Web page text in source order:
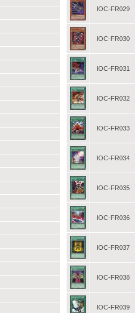
IOC-FR029
IOC-FR030
IOC-FR031
IOC-FR032
IOC-FR033
IOC-FR034
IOC-FR035
IOC-FR036
IOC-FR037
IOC-FR038
IOC-FR039